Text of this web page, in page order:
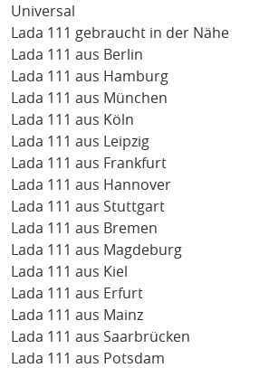
Universal
Lada 111 gebraucht in der Nähe
Lada 111 aus Berlin
Lada 111 aus Hamburg
Lada 111 aus München
Lada 111 aus Köln
Lada 111 aus Leipzig
Lada 111 aus Frankfurt
Lada 111 aus Hannover
Lada 111 aus Stuttgart
Lada 111 aus Bremen
Lada 111 aus Magdeburg
Lada 111 aus Kiel
Lada 111 aus Erfurt
Lada 111 aus Mainz
Lada 111 aus Saarbrücken
Lada 111 aus Potsdam